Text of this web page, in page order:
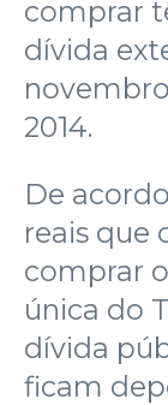
comprar
dívida
2014.
De
reais que
comprar
única do
dívida
ficam